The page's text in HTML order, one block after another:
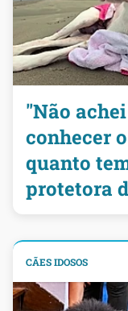
"Não
conhecer
quanto
protetora
CÃES IDOSOS